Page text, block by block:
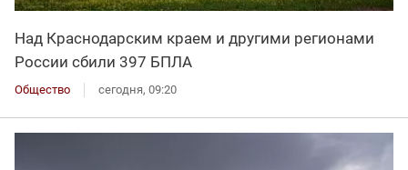
Над Краснодарским краем и другими регионами
России сбили 397 БПЛА
Общество сегодня, 09:20